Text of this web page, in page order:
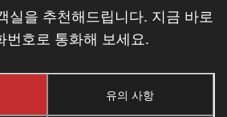
실을 추천해드립니다. 지금 바로
번호로 통화해 보세요.
유의 사항